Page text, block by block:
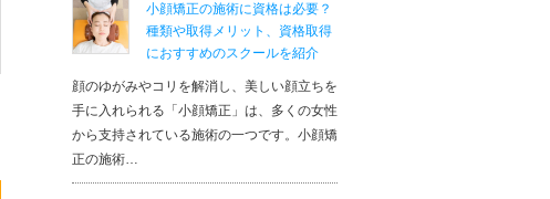
小顔矯正の施術に資格は必要？
種類や取得メリット、資格取得
におすすめのスクールを紹介
顔のゆがみやコリを解消し、美しい顔立ちを
手に入れられる「小顔矯正」は、多くの女性
から支持されている施術の一つです。小顔矯
正の施術…